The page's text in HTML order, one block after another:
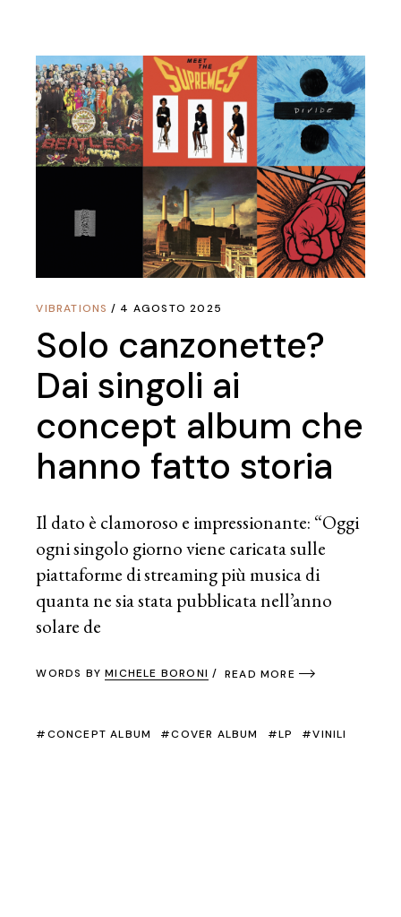
VIBRATIONS 4 AGOSTO 2025
Solo canzonette?
Dai singoli ai
concept album che
hanno fatto storia
Il dato è clamoroso e impressionante: “Oggi
ogni singolo giorno viene caricata sulle
piattaforme di streaming più musica di
quanta ne sia stata pubblicata nell’anno
solare de
WORDS BYMICHELE BORONI READ MORE
CONCEPT ALBUM COVER ALBUM LP VINILI